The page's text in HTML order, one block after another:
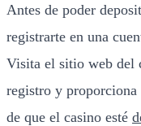
Antes de poder
registrarte en una
Visita el sitio web del
registro y
de que el casino esté